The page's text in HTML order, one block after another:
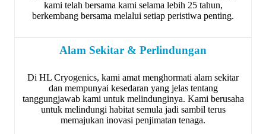
kami telah bersama kami selama lebih 25 tahun,
berkembang bersama melalui setiap peristiwa penting.
Alam Sekitar & Perlindungan
Di HL Cryogenics, kami amat menghormati alam sekitar
dan mempunyai kesedaran yang jelas tentang
tanggungjawab kami untuk melindunginya. Kami berusaha
untuk melindungi habitat semula jadi sambil terus
memajukan inovasi penjimatan tenaga.